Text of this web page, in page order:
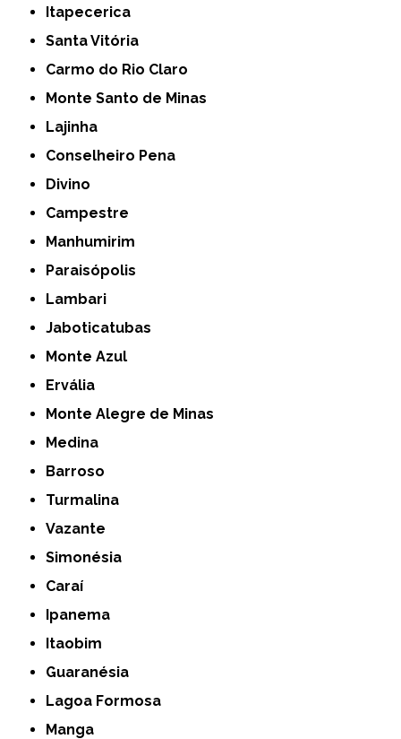
Itapecerica
Santa Vitória
Carmo do Rio Claro
Monte Santo de Minas
Lajinha
Conselheiro Pena
Divino
Campestre
Manhumirim
Paraisópolis
Lambari
Jaboticatubas
Monte Azul
Ervália
Monte Alegre de Minas
Medina
Barroso
Turmalina
Vazante
Simonésia
Caraí
Ipanema
Itaobim
Guaranésia
Lagoa Formosa
Manga